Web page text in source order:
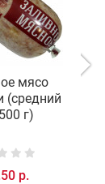
мясо
(средний
г)
р.